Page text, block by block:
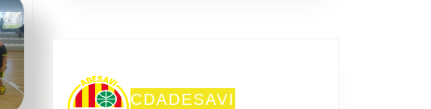
CDADESAVI